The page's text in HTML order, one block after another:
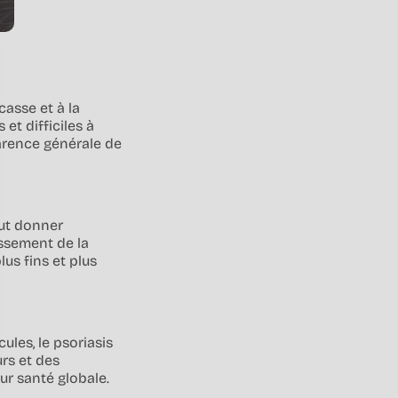
et à la
et difficiles à
générale de
donner
de la
fins et plus
le psoriasis
et des
santé globale.